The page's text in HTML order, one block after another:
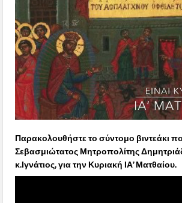
Παρακολουθήστε το σύντομο βιντεάκι
Σεβασμιώτατος Μητροπολίτης
κ.Ιγνάτιος, για την Κυριακή ΙΑ’ Ματθαίου.